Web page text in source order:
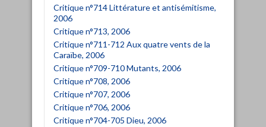
Critique n°714 Littérature et antisémitisme,
2006
Critique n°713, 2006
Critique n°711-712 Aux quatre vents de la
Caraïbe, 2006
Critique n°709-710 Mutants, 2006
Critique n°708, 2006
Critique n°707, 2006
Critique n°706, 2006
Critique n°704-705 Dieu, 2006